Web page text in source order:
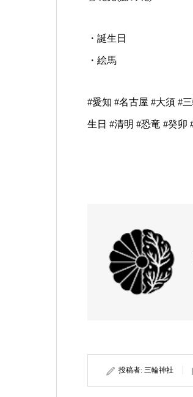
・誕生日
・絵馬
#愛知 #名古屋 #大須 #
生日 #清明 #恐竜 #癸卯
投稿者: 三輪神社